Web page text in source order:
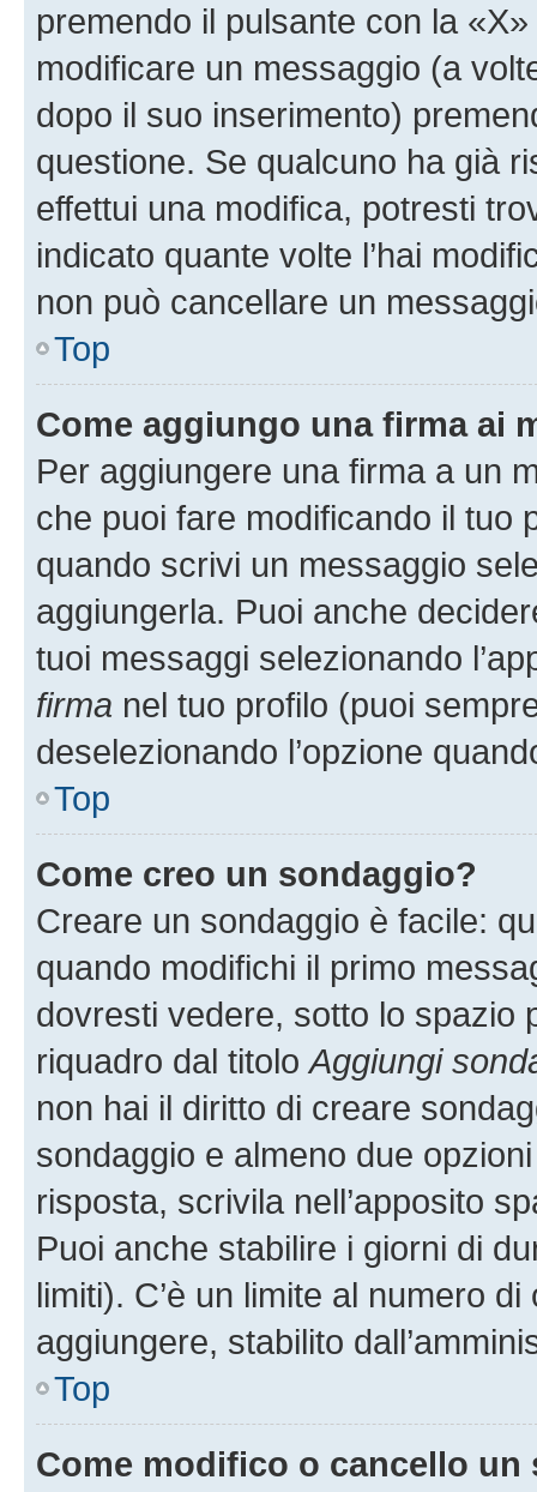
premendo il pulsante con la
modificare un messaggio (a
dopo il suo inserimento)
questione. Se qualcuno ha già
effettui una modifica, potresti
indicato quante volte l’hai
non può cancellare un
Top
Come aggiungo una firma ai
Per aggiungere una firma a un
che puoi fare modificando il tuo
quando scrivi un messaggio
aggiungerla. Puoi anche
tuoi messaggi selezionando
firma nel tuo profilo (puoi
deselezionando l’opzione
Top
Come creo un sondaggio?
Creare un sondaggio è facile:
quando modifichi il primo
dovresti vedere, sotto lo spazio
riquadro dal titoloAggiungi
non hai il diritto di creare
sondaggio e almeno due
risposta, scrivila nell’apposito
Puoi anche stabilire i giorni di
limiti). C’è un limite al numero
aggiungere, stabilito
Top
Come modifico o cancello un